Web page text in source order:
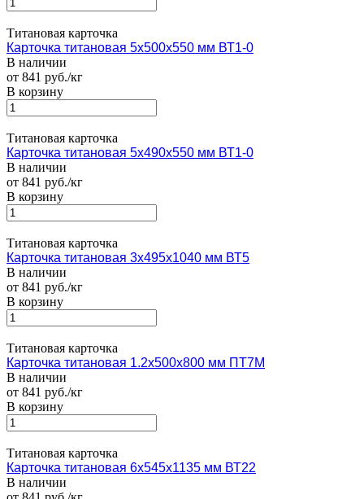
Титановая карточка
Карточка титановая 5х500х550 мм ВТ1-0
В наличии
от 841 руб./кг
В корзину
Титановая карточка
Карточка титановая 5х490х550 мм ВТ1-0
В наличии
от 841 руб./кг
В корзину
Титановая карточка
Карточка титановая 3х495х1040 мм ВТ5
В наличии
от 841 руб./кг
В корзину
Титановая карточка
Карточка титановая 1.2х500х800 мм ПТ7М
В наличии
от 841 руб./кг
В корзину
Титановая карточка
Карточка титановая 6х545х1135 мм ВТ22
В наличии